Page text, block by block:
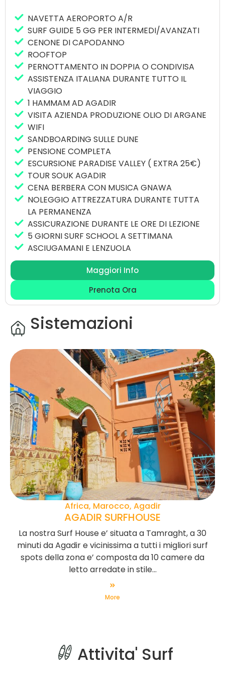
araba, ma il francese e -in alcuni posti- lo
spagnolo sono parlati correntemente. Il
Marocco è ben conosciuto per le condizioni ideali
per il surf, la baia di Agadir, il Capo Ghir –
Taghazout, può offrire tra le onde più belle del
paese.
NAVETTA AEROPORTO A/R
SURF GUIDE 5 GG PER INTERMEDI/AVANZATI
CENONE DI CAPODANNO
ROOFTOP
PERNOTTAMENTO IN DOPPIA O CONDIVISA
ASSISTENZA ITALIANA DURANTE TUTTO IL
VIAGGIO
1 HAMMAM AD AGADIR
VISITA AZIENDA PRODUZIONE OLIO DI ARGANE
WIFI
SANDBOARDING SULLE DUNE
PENSIONE COMPLETA
ESCURSIONE PARADISE VALLEY ( EXTRA 25€)
TOUR SOUK AGADIR
CENA BERBERA CON MUSICA GNAWA
NOLEGGIO ATTREZZATURA DURANTE TUTTA
LA PERMANENZA
ASSICURAZIONE DURANTE LE ORE DI LEZIONE
5 GIORNI SURF SCHOOL A SETTIMANA
ASCIUGAMANI E LENZUOLA
Maggiori Info
Prenota Ora
Sistemazioni
Africa, Marocco, Agadir
AGADIR SURFHOUSE
La nostra Surf House e’ situata a Tamraght, a 30
minuti da Agadir e vicinissima a tutti i migliori surf
spots della zona e’ composta da 10 camere da
letto arredate in stile...
More
Attivita' Surf